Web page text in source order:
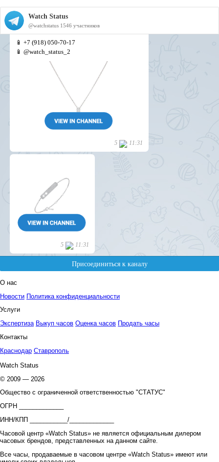
О нас
Новости Политика конфиденциальности
Услуги
Экспертиза Выкуп часов Оценка часов Продать часы
Контакты
Краснодар Ставрополь
Watch Status
© 2009 — 2026
Общество с ограниченной ответственностью "СТАТУС"
ОГРН _____________
ИНН/КПП ___________/_____________
Часовой центр «Watch Status» не является официальным дилером
часовых брендов, представленных на данном сайте.
Все часы, продаваемые в часовом центре «Watch Status» имеют или